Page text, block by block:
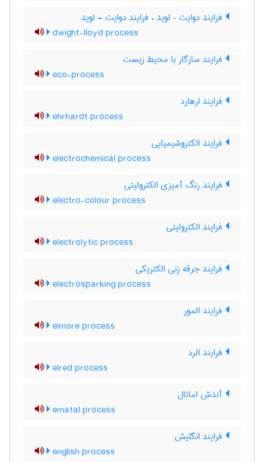
فرایند دوایت – لوید ، فرایند دوایت - لوید
dwight-lloyd process
فرایند سازگار با محیط زیست
eco-process
فرایند ارهارد
ehrhardt process
فرایند الکتروشیمیایی
electrochemical process
فرایند رنگ آمیزی الکترولیتی
electro-colour process
فرایند الکترولیتی
electrolytic process
فرایند جرقه زنی الکتریکی
electrosparking process
فرایند المور
elmore process
فرایند الرد
elred process
آندش اماتال
ematal process
فرایند انگلیش
english process